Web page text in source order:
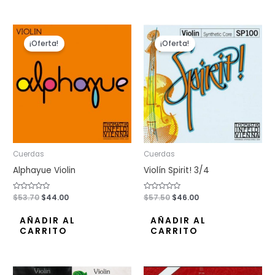
¡Oferta!
Cuerdas
Alphayue Violin
Valorado
con
$53.70
El
precio
original
$53.70.
$44.00
AÑADIR AL
CARRITO
¡Oferta!
Cuerdas
Violín Spirit! 3/4
Valorado
con
$57.50
precio
original
era:
$57.50.
$46.00
El
precio
actual
es:
$46.00.
AÑADIR AL
CARRITO
El
El
El
El